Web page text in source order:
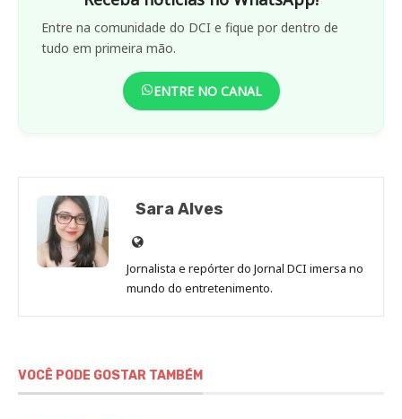
Entre na comunidade do DCI e fique por dentro de
tudo em primeira mão.
ENTRE NO CANAL
Sara Alves
Site
de
Sara
Jornalista e repórter do Jornal DCI imersa no
mundo do entretenimento.
VOCÊ PODE GOSTAR TAMBÉM